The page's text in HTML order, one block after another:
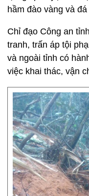
hầm đào vàng và
Chỉ đạo Công an
tranh, trấn áp tội
và ngoài tỉnh có
việc khai thác, vận